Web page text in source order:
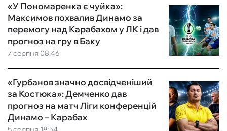
7 серпня 08:46
«У Пономаренка є чуйка»:
Максимов похвалив Динамо за
перемогу над Карабахом у ЛК і дав
прогноз на гру в Баку
«Гурбанов значно досвідченіший
за Костюка»: Демченко дав
прогноз на матч Ліги конференцій
Динамо – Карабах